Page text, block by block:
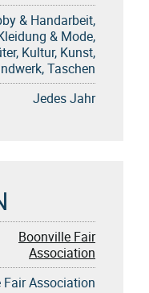
& Handarbeit,
& Mode,
Kultur, Kunst,
Taschen
Jedes Jahr
Boonville Fair
Association
Fair Association